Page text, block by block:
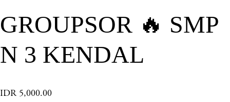
GROUPSOR 🔥 SMP
N 3 KENDAL
IDR 5,000.00